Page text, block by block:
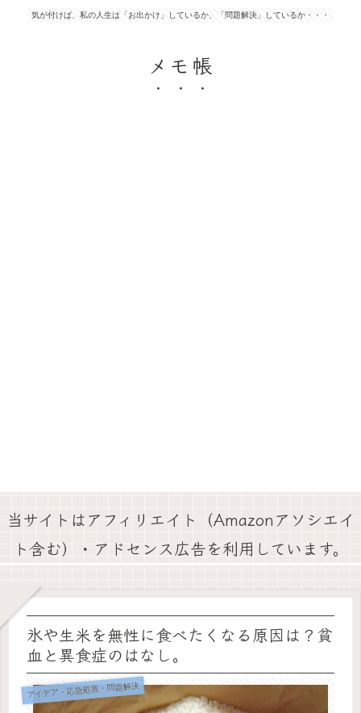
気が付けば、私の人生は「お出かけ」しているか、「問題解決」しているか・・・
メモ帳
当サイトはアフィリエイト（Amazonアソシエイ
ト含む）・アドセンス広告を利用しています。
氷や生米を無性に食べたくなる原因は？貧
血と異食症のはなし。
アイデア・応急処置・問題解決